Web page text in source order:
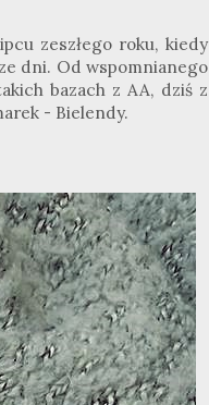
zeszłego roku, kiedy
dni. Od wspomnianego
bazach z AA, dziś z
- Bielendy.